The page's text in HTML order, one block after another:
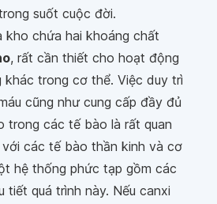
suốt cuộc đời.
kho chứa hai khoáng chất
, rất cần thiết cho hoạt động
khác trong cơ thể. Việc duy trì
cũng như cung cấp đầy đủ
trong các tế bào là rất quan
các tế bào thần kinh và cơ
hệ thống phức tạp gồm các
tiết quá trình này. Nếu canxi